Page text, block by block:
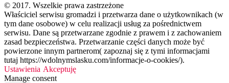
© 2017. Wszelkie prawa zastrzeżone
Właściciel serwisu gromadzi i przetwarza dane o użytkownikach (w
tym dane osobowe) w celu realizacji usług za pośrednictwem
serwisu. Dane są przetwarzane zgodnie z prawem i z zachowaniem
zasad bezpieczeństwa. Przetwarzanie części danych może być
powierzone innym partnerom( zapoznaj się z tymi informacjami
tutaj https://wdolnymslasku.com/informacje-o-cookies/).
Ustawienia Akceptuję
Manage consent